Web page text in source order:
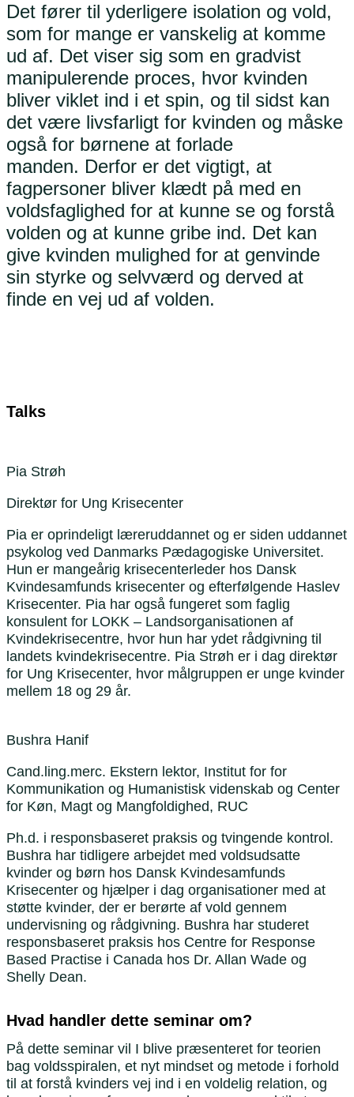
Det fører til yderligere isolation og vold,
som for mange er vanskelig at komme
ud af. Det viser sig som en gradvist
manipulerende proces, hvor kvinden
bliver viklet ind i et spin, og til sidst kan
det være livsfarligt for kvinden og måske
også for børnene at forlade
manden. Derfor er det vigtigt, at
fagpersoner bliver klædt på med en
voldsfaglighed for at kunne se og forstå
volden og at kunne gribe ind. Det kan
give kvinden mulighed for at genvinde
sin styrke og selvværd og derved at
finde en vej ud af volden.
Talks
Pia Strøh
Direktør for Ung Krisecenter
Pia er oprindeligt læreruddannet og er siden uddannet
psykolog ved Danmarks Pædagogiske Universitet.
Hun er mangeårig krisecenterleder hos Dansk
Kvindesamfunds krisecenter og efterfølgende Haslev
Krisecenter. Pia har også fungeret som faglig
konsulent for LOKK – Landsorganisationen af
Kvindekrisecentre, hvor hun har ydet rådgivning til
landets kvindekrisecentre. Pia Strøh er i dag direktør
for Ung Krisecenter, hvor målgruppen er unge kvinder
mellem 18 og 29 år.
Bushra Hanif
Cand.ling.merc. Ekstern lektor, Institut for for
Kommunikation og Humanistisk videnskab og Center
for Køn, Magt og Mangfoldighed, RUC
Ph.d. i responsbaseret praksis og tvingende kontrol.
Bushra har tidligere arbejdet med voldsudsatte
kvinder og børn hos Dansk Kvindesamfunds
Krisecenter og hjælper i dag organisationer med at
støtte kvinder, der er berørte af vold gennem
undervisning og rådgivning. Bushra har studeret
responsbaseret praksis hos Centre for Response
Based Practise i Canada hos Dr. Allan Wade og
Shelly Dean.
Hvad handler dette seminar om?
På dette seminar vil I blive præsenteret for teorien
bag voldsspiralen, et nyt mindset og metode i forhold
til at forstå kvinders vej ind i en voldelig relation, og